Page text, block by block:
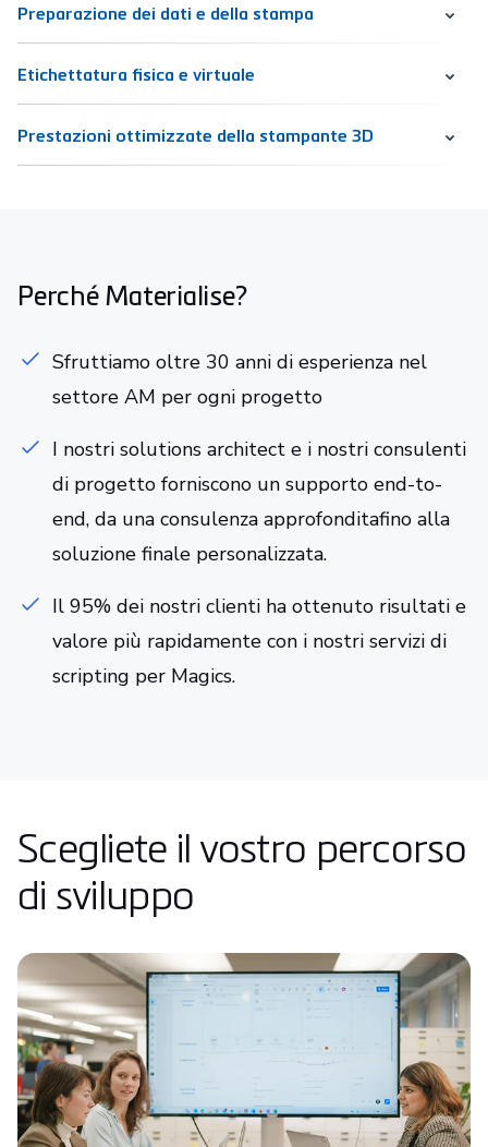
Preparazione dei dati e della stampa
Etichettatura fisica e virtuale
Prestazioni ottimizzate della stampante 3D
Perché Materialise?
Sfruttiamo oltre 30 anni di esperienza nel
settore AM per ogni progetto
I nostri solutions architect e i nostri consulenti
di progetto forniscono un supporto end-to-
end, da una consulenza approfonditafino alla
soluzione finale personalizzata.
Il 95% dei nostri clienti ha ottenuto risultati e
valore più rapidamente con i nostri servizi di
scripting per Magics.
Scegliete il vostro percorso
di sviluppo